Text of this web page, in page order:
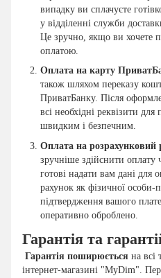
випадку ви сплачуєте
у відділенні служби
Це зручно, якщо ви хочете
оплатою.
Оплата на карту
також шляхом переказу
ПриватБанку. Після
всі необхідні реквізити
швидким і безпечним.
Оплата на
зручніше здійснити оплату
готові надати вам дані для
рахунок як фізичної
підтвердження вашого
оперативно оброблено.
Гарантія та
Гарантія поширюється на всі
інтернет-магазині "MyDim".